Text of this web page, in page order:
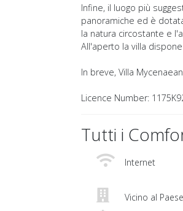
Infine, il luogo più
panoramiche ed è
la natura circostante e
All'aperto la villa
In breve, Villa
Licence Number:
Tutti i
Internet
Vicino al Paese